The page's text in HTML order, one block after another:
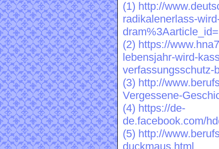
(1) http://
radikalenerlass-
(2) https://
lebensjahr-wird-
verfassungsschutz-
(3) http://
Vergessene-
(4) https://de-
de.facebook.com/
(5) http://